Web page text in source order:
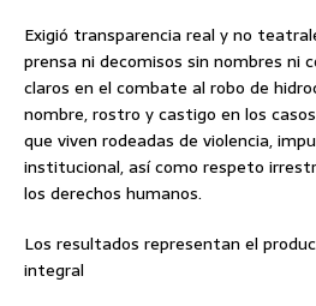
Exigió transparencia real y no
prensa ni decomisos sin nombres ni
claros en el combate al robo de
nombre, rostro y castigo en los
que viven rodeadas de violencia,
institucional, así como respeto
los derechos humanos.
Los resultados representan el
integral